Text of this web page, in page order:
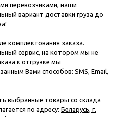
перевозчиками, наши
вариант доставки груза до
комплектования заказа.
сервис, на котором мы не
к отгрузке мы
Вами способов: SMS, Email,
выбранные товары со склада
по адресу: Беларусь, г.